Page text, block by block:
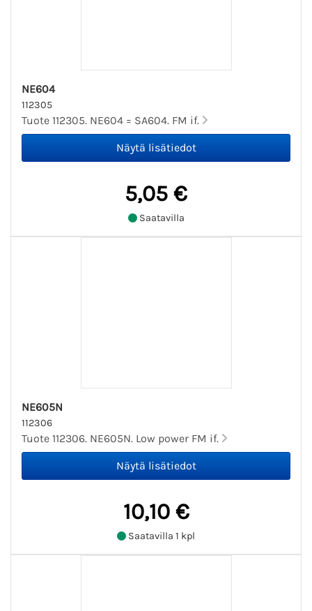
NE604
112305
Tuote 112305. NE604 = SA604. FM if.
5,05 €
Saatavilla
NE605N
112306
Tuote 112306. NE605N. Low power FM if.
10,10 €
Saatavilla 1 kpl